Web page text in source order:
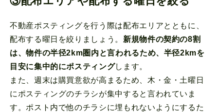
不動産ポスティングを行う際は配布エリアとともに、
配布する曜日を絞りましょう。 新規物件の契約の8割
は、物件の半径2km圏内と言われるため、半径2kmを
目安に集中的にポスティングします。
また、週末は購買意欲が高まるため、木・金・土曜日
にポスティングのチラシが集中すると言われていま
す。ポスト内で他のチラシに埋もれないようにするた